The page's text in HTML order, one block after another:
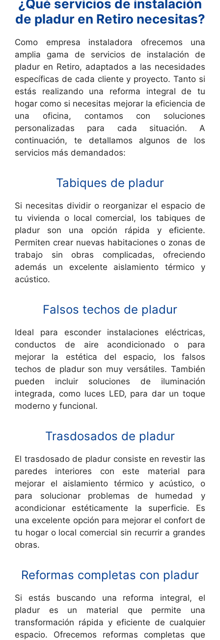
¿Qué servicios de instalación
de pladur en Retiro necesitas?
Como empresa instaladora ofrecemos una
amplia gama de servicios de instalación de
pladur en Retiro, adaptados a las necesidades
específicas de cada cliente y proyecto. Tanto si
estás realizando una reforma integral de tu
hogar como si necesitas mejorar la eficiencia de
una oficina, contamos con soluciones
personalizadas para cada situación. A
continuación, te detallamos algunos de los
servicios más demandados:
Tabiques de pladur
Si necesitas dividir o reorganizar el espacio de
tu vivienda o local comercial, los tabiques de
pladur son una opción rápida y eficiente.
Permiten crear nuevas habitaciones o zonas de
trabajo sin obras complicadas, ofreciendo
además un excelente aislamiento térmico y
acústico.
Falsos techos de pladur
Ideal para esconder instalaciones eléctricas,
conductos de aire acondicionado o para
mejorar la estética del espacio, los falsos
techos de pladur son muy versátiles. También
pueden incluir soluciones de iluminación
integrada, como luces LED, para dar un toque
moderno y funcional.
Trasdosados de pladur
El trasdosado de pladur consiste en revestir las
paredes interiores con este material para
mejorar el aislamiento térmico y acústico, o
para solucionar problemas de humedad y
acondicionar estéticamente la superficie. Es
una excelente opción para mejorar el confort de
tu hogar o local comercial sin recurrir a grandes
obras.
Reformas completas con pladur
Si estás buscando una reforma integral, el
pladur es un material que permite una
transformación rápida y eficiente de cualquier
espacio. Ofrecemos reformas completas que